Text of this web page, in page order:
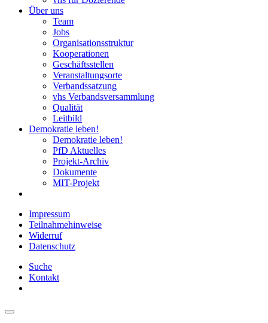
Über uns
Team
Jobs
Organisationsstruktur
Kooperationen
Geschäftsstellen
Veranstaltungsorte
Verbandssatzung
vhs Verbandsversammlung
Qualität
Leitbild
Demokratie leben!
Demokratie leben!
PfD Aktuelles
Projekt-Archiv
Dokumente
MIT-Projekt
Impressum
Teilnahmehinweise
Widerruf
Datenschutz
Suche
Kontakt